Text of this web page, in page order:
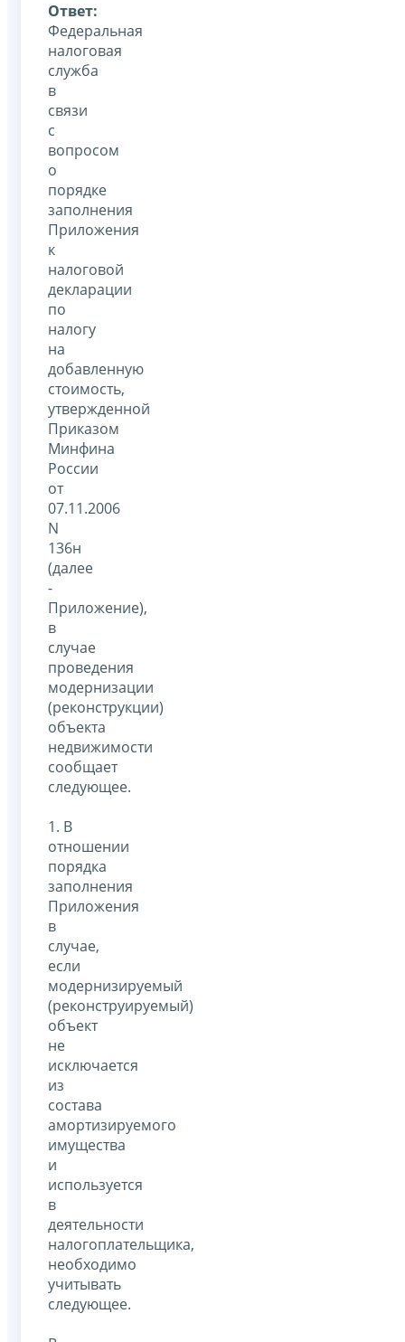
Ответ:
Федеральная
налоговая
служба
в
связи
с
вопросом
о
порядке
заполнения
Приложения
к
налоговой
декларации
по
налогу
на
добавленную
стоимость,
утвержденной
Приказом
Минфина
России
от
07.11.2006
N
136н
(далее
-
Приложение),
в
случае
проведения
модернизации
(реконструкции)
объекта
недвижимости
сообщает
следующее.
1. В
отношении
порядка
заполнения
Приложения
в
случае,
если
модернизируемый
(реконструируемый)
объект
не
исключается
из
состава
амортизируемого
имущества
и
используется
в
деятельности
налогоплательщика,
необходимо
учитывать
следующее.